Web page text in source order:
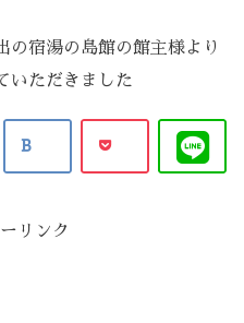
の宿湯の島館の館主様より
いただきました
リンク